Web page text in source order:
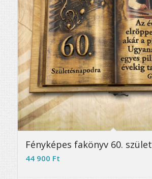
5.00
Fényképes fakönyv 60.
44 900 Ft